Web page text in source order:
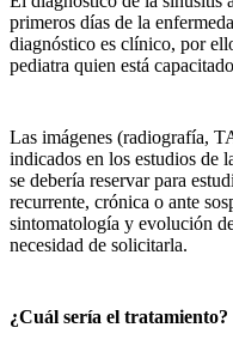
primeros días de la
diagnóstico es clínico, por
pediatra quien está
Las imágenes (radiografía,
indicados en los estudios de
se debería reservar para
recurrente, crónica o ante
sintomatología y evolución
necesidad de solicitarla.
¿Cuál sería el tratamiento?